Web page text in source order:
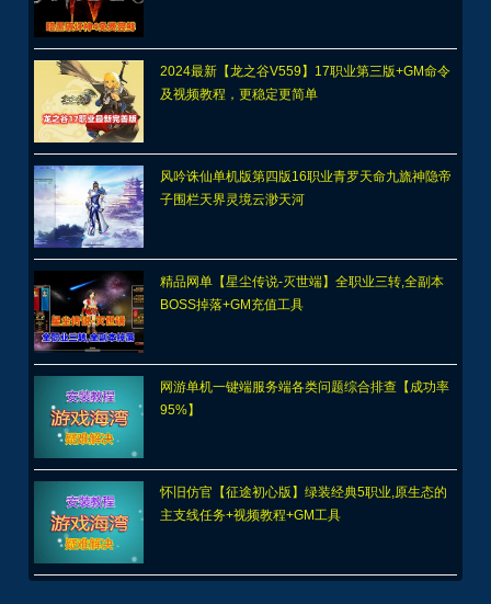
2024最新【龙之谷V559】17职业第三版+GM命令
及视频教程，更稳定更简单
风吟诛仙单机版第四版16职业青罗天命九旒神隐帝
子围栏天界灵境云渺天河
精品网单【星尘传说-灭世端】全职业三转,全副本
BOSS掉落+GM充值工具
网游单机一键端服务端各类问题综合排查【成功率
95%】
怀旧仿官【征途初心版】绿装经典5职业,原生态的
主支线任务+视频教程+GM工具